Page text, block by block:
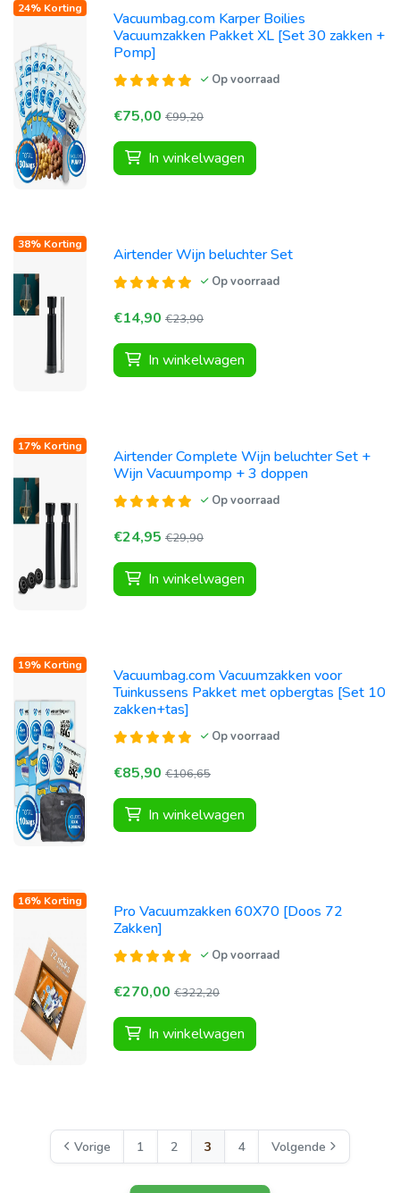
24% Korting
Vacuumbag.com Karper Boilies
Vacuumzakken Pakket XL [Set 30 zakken +
Pomp]
Op voorraad
€75,00 €99,20
In winkelwagen
38% Korting
Airtender Wijn beluchter Set
Op voorraad
€14,90 €23,90
In winkelwagen
17% Korting
Airtender Complete Wijn beluchter Set +
Wijn Vacuumpomp + 3 doppen
Op voorraad
€24,95 €29,90
In winkelwagen
19% Korting
Vacuumbag.com Vacuumzakken voor
Tuinkussens Pakket met opbergtas [Set 10
zakken+tas]
Op voorraad
€85,90 €106,65
In winkelwagen
16% Korting
Pro Vacuumzakken 60X70 [Doos 72
Zakken]
Op voorraad
€270,00 €322,20
In winkelwagen
Vorige 1 2 3 4 Volgende